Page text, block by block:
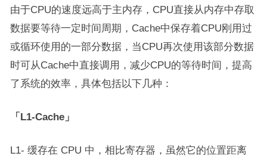
由于CPU的速度远高于主内存，CPU直接从内存中存取
数据要等待一定时间周期，Cache中保存着CPU刚用过
或循环使用的一部分数据，当CPU再次使用该部分数据
时可从Cache中直接调用，减少CPU的等待时间，提高
了系统的效率，具体包括以下几种：
「L1-Cache」
L1- 缓存在 CPU 中，相比寄存器，虽然它的位置距离